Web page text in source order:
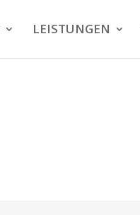
LEISTUNGEN